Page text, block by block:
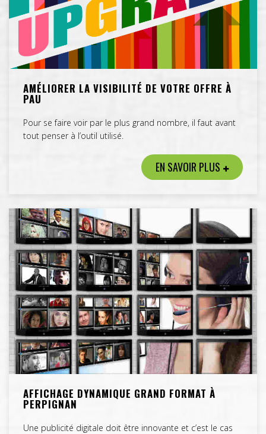
AMÉLIORER LA VISIBILITÉ DE VOTRE OFFRE À
PAU
Pour se faire voir par le plus grand nombre, il faut avant
tout penser à l’outil utilisé.
EN SAVOIR PLUS
AFFICHAGE DYNAMIQUE GRAND FORMAT À
PERPIGNAN
Une publicité digitale doit être innovante et c’est le cas